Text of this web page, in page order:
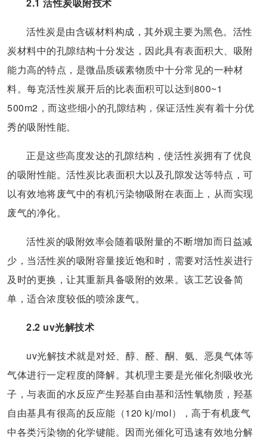
活性炭是由含碳材料构成，其外观主要为黑色。活性
炭材料中的孔隙结构十分发达，因此具有表面积大、吸附
能力高的特点，是微晶质碳素物质中十分常见的一种材
料。每克活性炭展开后的比表面积可以达到800~1
500m2，而这些细小的孔隙结构，保证活性炭有着十分优
秀的吸附性能。
正是这些高度发达的孔隙结构，使活性炭拥有了优良
的吸附性能。活性炭比表面积大以及孔隙发达等特点，可
以有效地将废气中的有机污染物吸附在表面上，从而实现
废气的净化。
活性炭的吸附效率会随着吸附量的不断增加而日益减
少，当活性炭的吸附容量接近饱和时，需要对活性炭进行
及时的更换，让其重新具备吸附的效果。该工艺设备简
单，适合浓度较低的喷涂废气。
2.2 uv光解技术
uv光解技术就是对烃、醇、醛、酮、氨、恶臭气体等
气体进行一定程度的降解。其机理主要是光催化剂吸收光
子，与表面的水反应产生羟基自由基和活性氧物质，羟基
自由基具有很高的反应能（120 kj/mol），高于有机废气
中各类污染物的化学键能。因而光催化可迅速有效地分解